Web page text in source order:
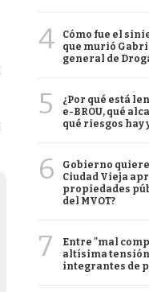
4
Cómo fue el
que murió
general de
5
¿Por qué está
e-BROU, qué
qué riesgos hay
6
Gobierno
Ciudad Vieja
propiedades
del MVOT?
7
Entre "mal
altísima tensión
integrantes de